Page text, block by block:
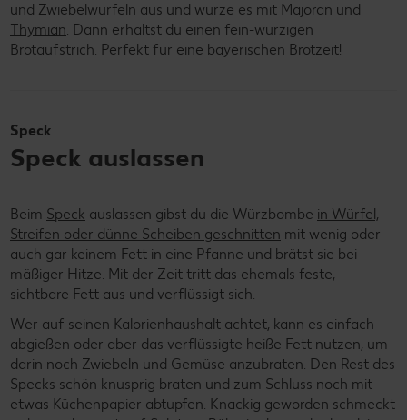
und Zwiebelwürfeln aus und würze es mit Majoran und
Thymian. Dann erhältst du einen fein-würzigen
Brotaufstrich. Perfekt für eine bayerischen Brotzeit!
Speck
Speck auslassen
Beim Speck auslassen gibst du die Würzbombe in Würfel,
Streifen oder dünne Scheiben geschnitten mit wenig oder
auch gar keinem Fett in eine Pfanne und brätst sie bei
mäßiger Hitze. Mit der Zeit tritt das ehemals feste,
sichtbare Fett aus und verflüssigt sich.
Wer auf seinen Kalorienhaushalt achtet, kann es einfach
abgießen oder aber das verflüssigte heiße Fett nutzen, um
darin noch Zwiebeln und Gemüse anzubraten. Den Rest des
Specks schön knusprig braten und zum Schluss noch mit
etwas Küchenpapier abtupfen. Knackig geworden schmeckt